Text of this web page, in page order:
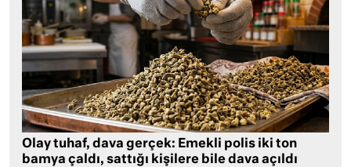
Olay tuhaf, dava gerçek: Emekli polis iki ton
bamya çaldı, sattığı kişilere bile dava açıldı